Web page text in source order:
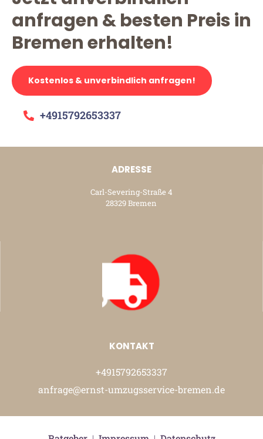
anfragen & besten Preis in
Bremen erhalten!
Kostenlos & unverbindlich anfragen!
+4915792653337
ADRESSE
Carl-Severing-Straße 4
28329 Bremen
KONTAKT
+4915792653337
anfrage@ernst-umzugsservice-bremen.de